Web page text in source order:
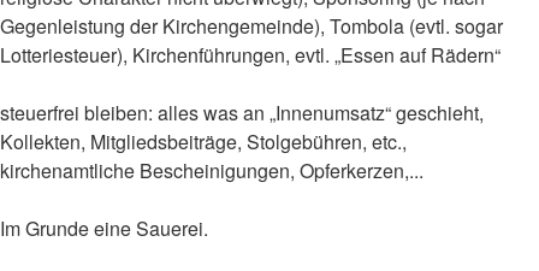
Gegenleistung der Kirchengemeinde), Tombola (evtl. sogar
Lotteriesteuer), Kirchenführungen, evtl. „Essen auf Rädern“
steuerfrei bleiben: alles was an „Innenumsatz“ geschieht,
Kollekten, Mitgliedsbeiträge, Stolgebühren, etc.,
kirchenamtliche Bescheinigungen, Opferkerzen,...
Im Grunde eine Sauerei.